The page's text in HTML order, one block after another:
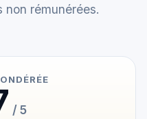
rémunérées.
/ 5